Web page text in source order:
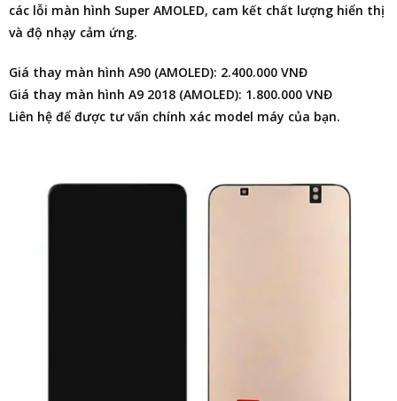
các lỗi màn hình Super AMOLED, cam kết chất lượng hiển thị
và độ nhạy cảm ứng.
Giá thay màn hình A90 (AMOLED): 2.400.000 VNĐ
Giá thay màn hình A9 2018 (AMOLED): 1.800.000 VNĐ
Liên hệ để được tư vấn chính xác model máy của bạn.